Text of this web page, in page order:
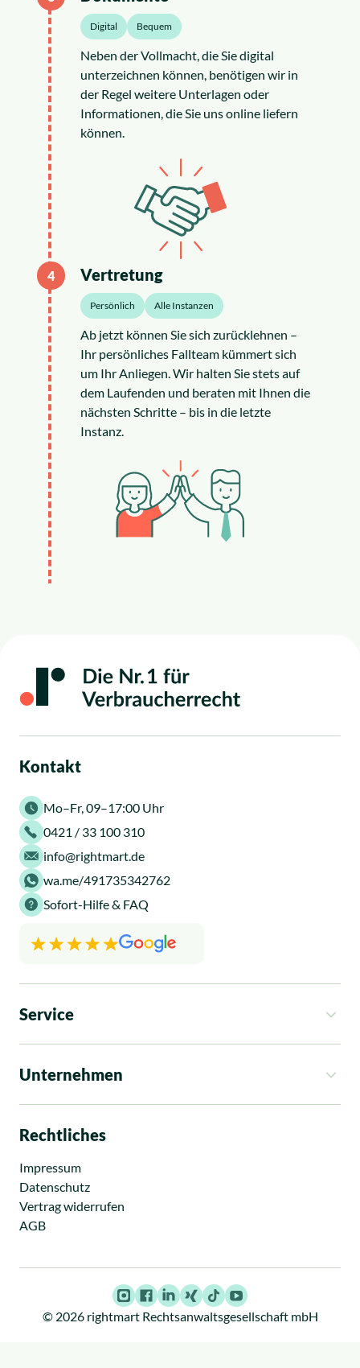
Digital Bequem
Neben der Vollmacht, die Sie digital
unterzeichnen können, benötigen wir in
der Regel weitere Unterlagen oder
Informationen, die Sie uns online liefern
können.
4 Vertretung
Persönlich Alle Instanzen
Ab jetzt können Sie sich zurücklehnen –
Ihr persönliches Fallteam kümmert sich
um Ihr Anliegen. Wir halten Sie stets auf
dem Laufenden und beraten mit Ihnen die
nächsten Schritte – bis in die letzte
Instanz.
Kontakt
Mo–Fr, 09–17:00 Uhr
0421 / 33 100 310
info@rightmart.de
wa.me/491735342762
Sofort-Hilfe & FAQ
Service
So funktioniert es
Kosten
Rechtsgebiete
Ratgeber
Unternehmen
Über uns
Standorte
Presse
Karriere
Rechtliches
Impressum
Datenschutz
Vertrag widerrufen
AGB
Instagram
Facebook
LinkedIn
XingTikTokYoutube
© 2026 rightmart Rechtsanwaltsgesellschaft mbH